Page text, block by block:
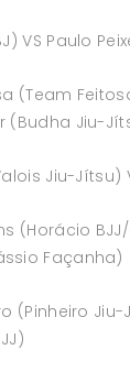
VS Paulo
(Team
(Budha Jiu-
Jiu-Jítsu)
(Horácio
Façanha)
(Pinheiro Jiu-